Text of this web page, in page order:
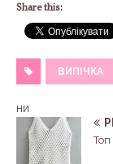
Share this:
ВИПІЧКА
ни
Топ